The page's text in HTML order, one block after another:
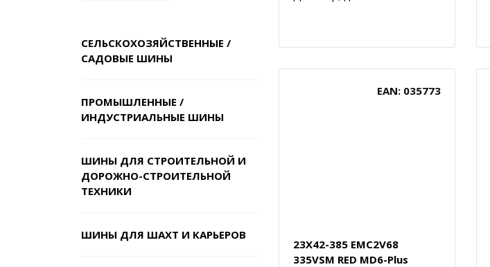
СЕЛЬСКОХОЗЯЙСТВЕННЫЕ /
САДОВЫЕ ШИНЫ
ПРОМЫШЛЕННЫЕ /
ИНДУСТРИАЛЬНЫЕ ШИНЫ
ШИНЫ ДЛЯ СТРОИТЕЛЬНОЙ И
ДОРОЖНО-СТРОИТЕЛЬНОЙ
ТЕХНИКИ
ШИНЫ ДЛЯ ШАХТ И КАРЬЕРОВ
EAN: 035773
23X42-385 EMC2V68
335VSM RED MD6-Plus